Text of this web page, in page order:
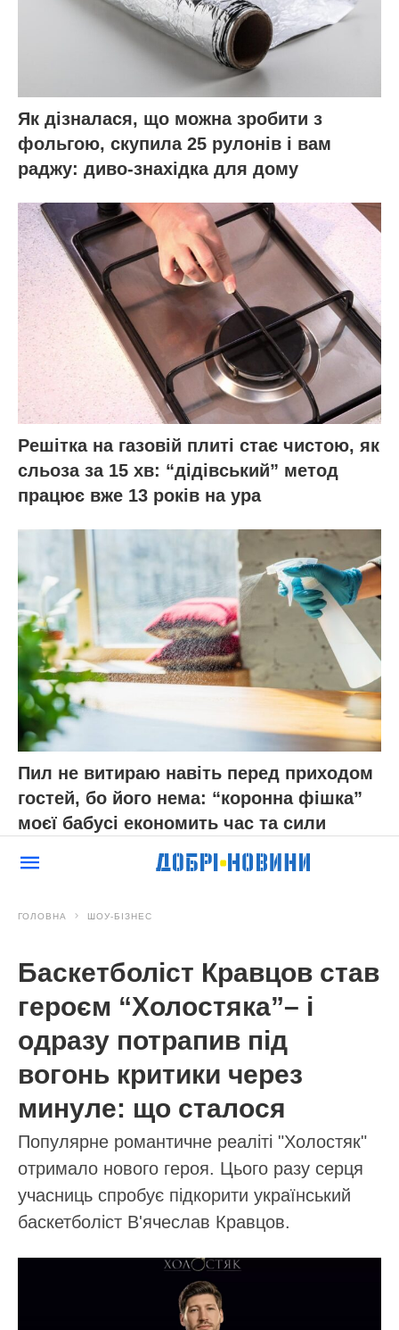
Господині розповіли, як підтримувати свіжість унітазу
Спробуйте реалізувати цей простий
лайфхак, і ви помітите, що ваша сантехніка
довше залишається білосніжною, а
приємна свіжість у ванній кімнаті стає
постійним супутником. Це маленька
перемога над побутовою рутиною, яка
робить життя в хаті трохи легшим і
приємнішим. Бажаємо успіхів!
ЧИТАЙ ТАКОЖ:
У моєму “Оселедці під
шубою” не буде жодної кістки: запам’ятала
лише 1 хитрість від кухара з ресторану
Нагадаємо, Банальні голубці більше не
готую! Справжня “родзинка” столу –
сайтіДобрі новини
Олександра Чумак
МІТКИ:
корисні поради лайфхаки свіжість
унітаз
чистота
19.01.2026 21:32
ПОВ'ЯЗАНІ СТАТТІ